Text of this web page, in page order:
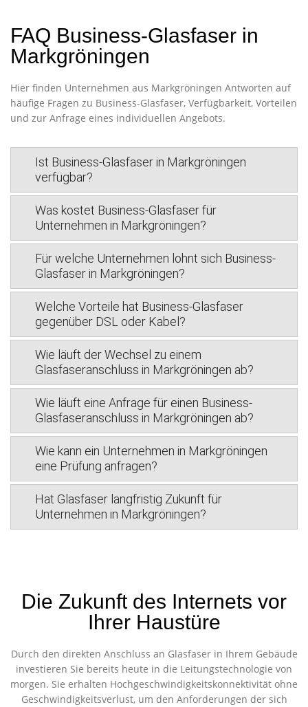
FAQ Business-Glasfaser in
Markgröningen
Hier finden Unternehmen aus Markgröningen Antworten auf
häufige Fragen zu Business-Glasfaser, Verfügbarkeit, Vorteilen
und zur Anfrage eines individuellen Angebots.
Ist Business-Glasfaser in Markgröningen
verfügbar?
Was kostet Business-Glasfaser für
Unternehmen in Markgröningen?
Für welche Unternehmen lohnt sich Business-
Glasfaser in Markgröningen?
Welche Vorteile hat Business-Glasfaser
gegenüber DSL oder Kabel?
Wie läuft der Wechsel zu einem
Glasfaseranschluss in Markgröningen ab?
Wie läuft eine Anfrage für einen Business-
Glasfaseranschluss in Markgröningen ab?
Wie kann ein Unternehmen in Markgröningen
eine Prüfung anfragen?
Hat Glasfaser langfristig Zukunft für
Unternehmen in Markgröningen?
Die Zukunft des Internets vor
Ihrer Haustüre
Durch den direkten Anschluss an Glasfaser in Ihrem Gebäude
investieren Sie bereits heute in die Leitungstechnologie von
morgen. Sie erhalten Hochgeschwindigkeitskonnektivität ohne
Geschwindigkeitsverlust, um den Anforderungen der sich